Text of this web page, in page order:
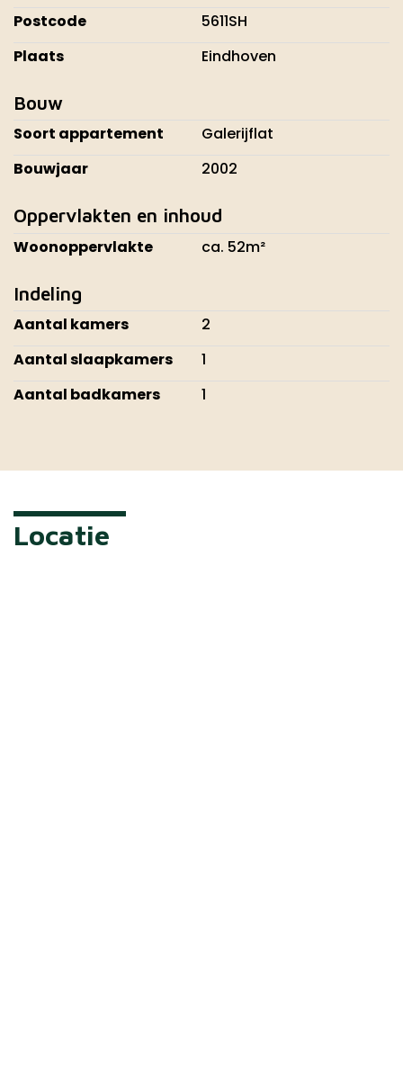
Postcode
5611SH
Plaats
Eindhoven
Bouw
Soort appartement
Galerijflat
Bouwjaar
2002
Oppervlakten en inhoud
Woonoppervlakte ca. 52m²
Indeling
Aantal kamers
2
Aantal slaapkamers
1
Aantal badkamers
1
Locatie